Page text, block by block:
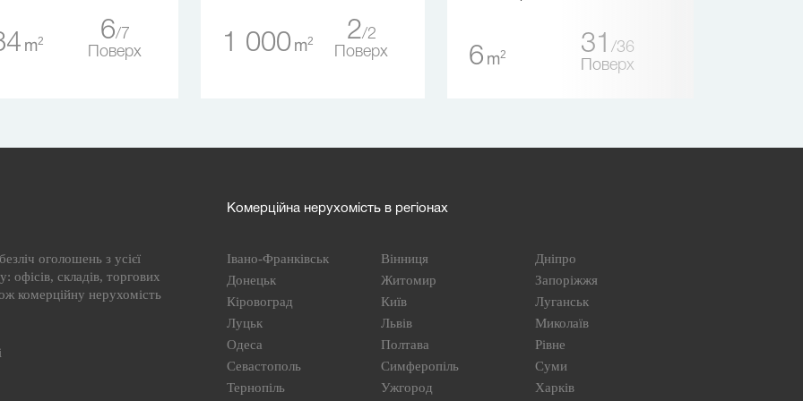
m2 6 7
Поверх
1 000 m2 2 2
Поверх
6 m2 31
36
Поверх
оголошень з усієї
офісів, складів, торгових
комерційну нерухомість
Комерційна нерухомість в регіонах
Івано-Франківськ Вінниця
Дніпро
Донецьк
Житомир
Запоріжжя
Кіровоград
Київ
Луганськ
Луцьк
Львів
Миколаїв
Одеса
Полтава
Рівне
Севастополь
Симферопіль
Суми
Тернопіль
Ужгород Харків